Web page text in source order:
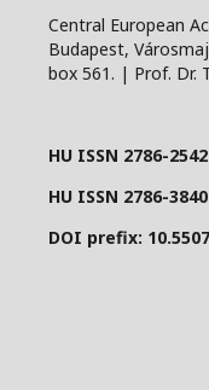
Central European
Budapest,
box 561. | Prof. Dr.
HU ISSN 2786-
HU ISSN 2786-
DOI prefix: